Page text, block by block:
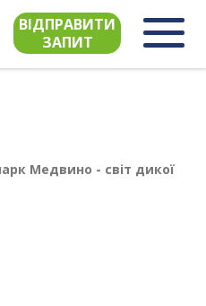
ВІДПРАВИТИ
ЗАПИТ
Медвино - світ дикої